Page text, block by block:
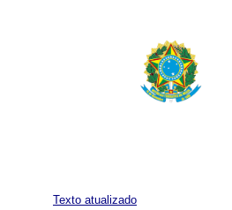
Texto atualizado